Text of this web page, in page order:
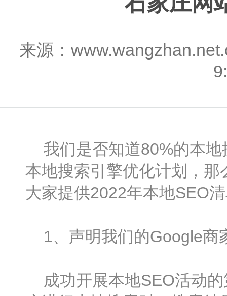
来源：
我们是否知道80%的本地
本地搜索引擎优化计划，
大家提供2022年本地SEO
1、声明我们的Google商
成功开展本地SEO活动的